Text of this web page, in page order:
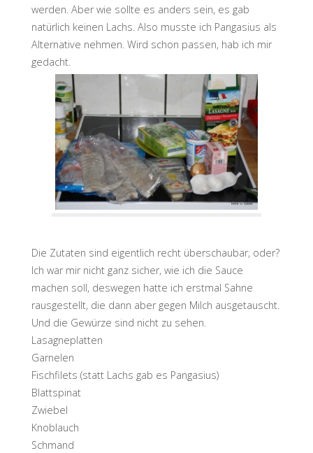
werden. Aber wie sollte es anders sein, es gab
natürlich keinen Lachs. Also musste ich Pangasius als
Alternative nehmen. Wird schon passen, hab ich mir
gedacht.
Die Zutaten sind eigentlich recht überschaubar, oder?
Ich war mir nicht ganz sicher, wie ich die Sauce
machen soll, deswegen hatte ich erstmal Sahne
rausgestellt, die dann aber gegen Milch ausgetauscht.
Und die Gewürze sind nicht zu sehen.
Lasagneplatten
Garnelen
Fischfilets (statt Lachs gab es Pangasius)
Blattspinat
Zwiebel
Knoblauch
Schmand